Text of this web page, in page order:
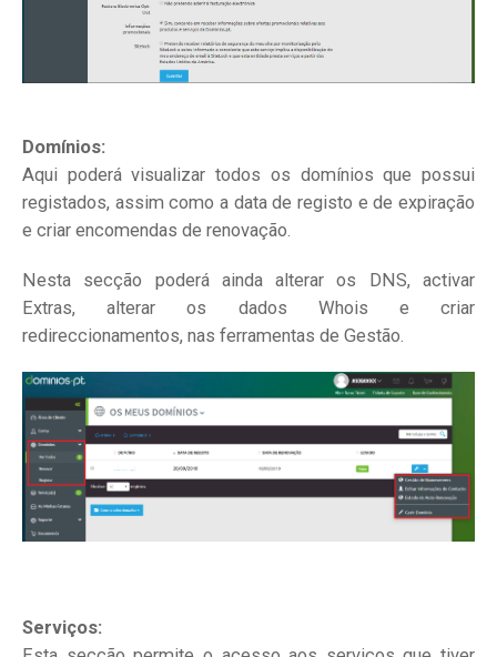
Domínios:
Aqui poderá visualizar todos os domínios que possui
registados, assim como a data de registo e de expiração
e criar encomendas de renovação.
Nesta secção poderá ainda alterar os DNS, activar
Extras, alterar os dados Whois e criar
redireccionamentos, nas ferramentas de Gestão.
Serviços: